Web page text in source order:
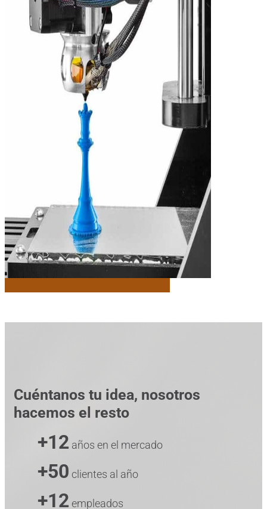
Cuéntanos tu idea, nosotros
hacemos el resto
+12 años en el mercado
+50 clientes al año
+12 empleados